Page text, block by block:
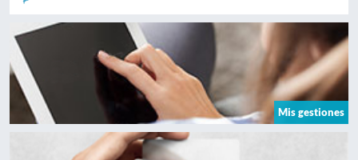
Mis gestiones